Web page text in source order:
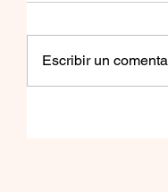
Escribir un